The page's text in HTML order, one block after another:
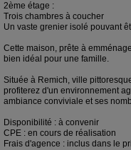
2ème étage :
Trois chambres à coucher
Un vaste grenier isolé pouvant
Cette maison, prête à
bien idéal pour une famille.
Située à Remich, ville
profiterez d'un environnement
ambiance conviviale et ses
Disponibilité : à convenir
CPE : en cours de réalisation
Frais d'agence : inclus dans le